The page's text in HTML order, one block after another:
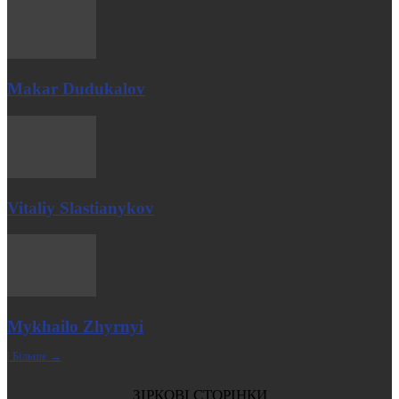
Makar Dudukalov
Vitaliy Slastianykov
Mykhailo Zhyrnyi
| Більше →
ЗІРКОВІ СТОРІНКИ